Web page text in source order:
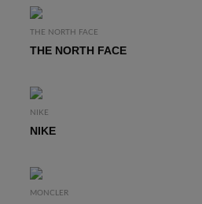
THE NORTH FACE
THE NORTH FACE
NIKE
NIKE
MONCLER